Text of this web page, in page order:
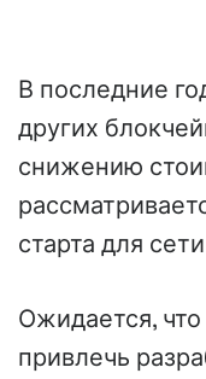
В последние
других
снижению
старта для сети
Ожидается,
привлечь